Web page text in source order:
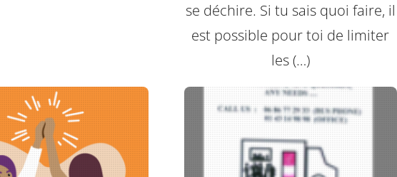
se déchire. Si tu sais quoi faire, il
est possible pour toi de limiter
les (…)